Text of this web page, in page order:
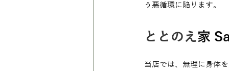
う悪循環に陥ります。
ととのえ家
当店では、無理に身体